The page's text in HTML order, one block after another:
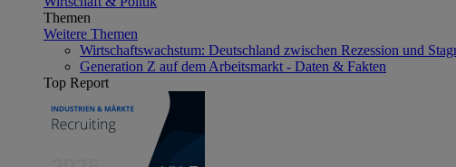
Themen
Weitere Themen
Wirtschaftswachstum: Deutschland zwischen Rezession und
Generation Z auf dem Arbeitsmarkt - Daten & Fakten
Top Report